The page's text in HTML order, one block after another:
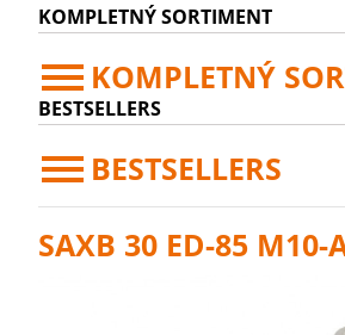
KOMPLETNÝ SORTIMENT
KOMPLETNÝ
BESTSELLERS
BESTSELLERS
SAXB 30 ED-85 M10-